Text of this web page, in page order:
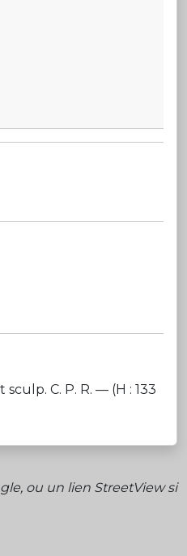
C. P. R. — (H : 133
ou un lien StreetView si